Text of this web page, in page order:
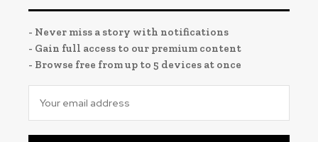
- Never miss a story with notifications
- Gain full access to our premium content
- Browse free from up to 5 devices at once